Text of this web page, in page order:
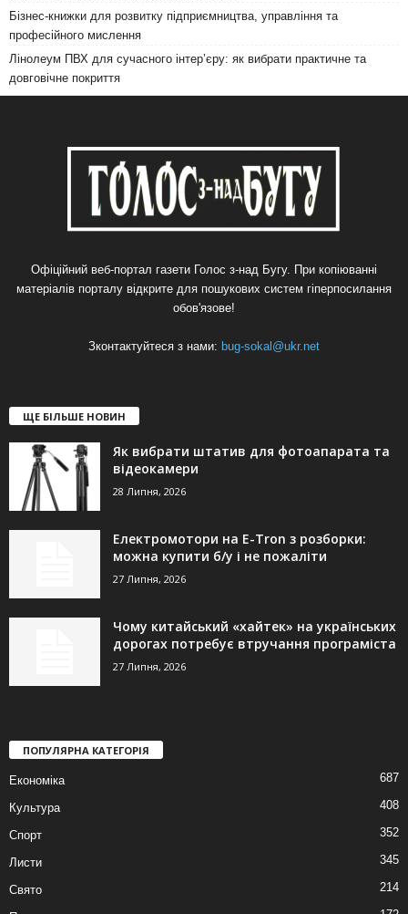
Бізнес-книжки для розвитку підприємництва, управління та
професійного мислення
Лінолеум ПВХ для сучасного інтер’єру: як вибрати практичне та
довговічне покриття
Офіційний веб-портал газети Голос з-над Бугу. При копіюванні
матеріалів порталу відкрите для пошукових систем гіперпосилання
обов'язове!
Зконтактуйтеся з нами: bug-sokal@ukr.net
ЩЕ БІЛЬШЕ НОВИН
Як вибрати штатив для фотоапарата та
відеокамери
28 Липня, 2026
Електромотори на E-Tron з розборки:
можна купити б/у і не пожаліти
27 Липня, 2026
Чому китайський «хайтек» на українських
дорогах потребує втручання програміста
27 Липня, 2026
ПОПУЛЯРНА КАТЕГОРІЯ
Економіка 687
Культура 408
Спорт 352
Листи 345
Свято 214